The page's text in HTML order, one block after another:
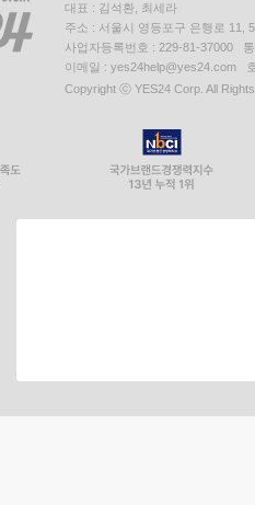
대표 : 김석환, 최세라
주소 : 서울시 영등포구 은행로 11,
사업자등록번호 : 229-81-37000
이메일 : yes24help@yes24.com
Copyright ⓒ YES24 Corp. All